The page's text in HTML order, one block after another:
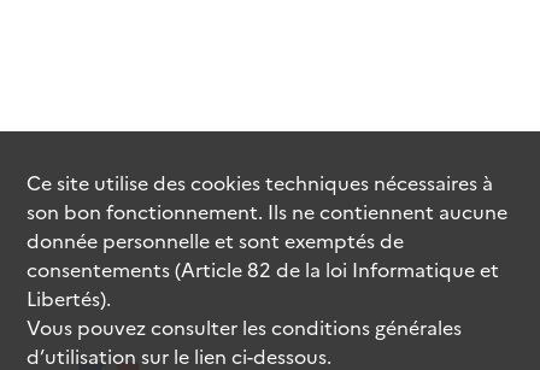
Ce site utilise descookiestechniques nécessaires à
son bon fonctionnement. Ils ne contiennent aucune
donnée personnelle et sont exemptés de
consentements (Article 82 de la loi Informatique et
Libertés).
Vous pouvez consulter les conditions générales
d’utilisation sur le lien ci-dessous.